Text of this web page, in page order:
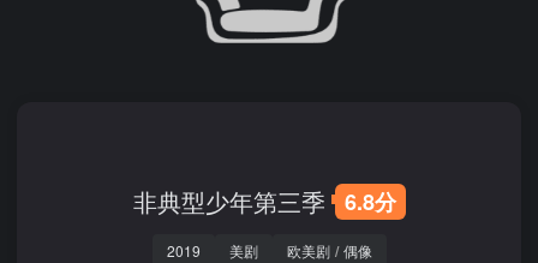
非典型少年第三季 6.8分
2019 美剧 欧美剧 / 偶像